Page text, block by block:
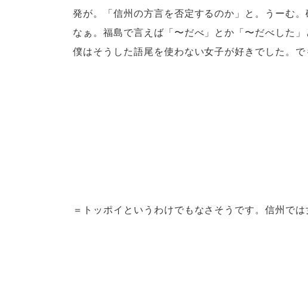
発が。「信州の方言を否定するのか」と。うーむ
なぁ。福島で言えば「〜だべ」とか「〜だべした
僕はそうした語尾を使わない女子が好きでした。
＝トッポイというわけでもなさそうです。信州で